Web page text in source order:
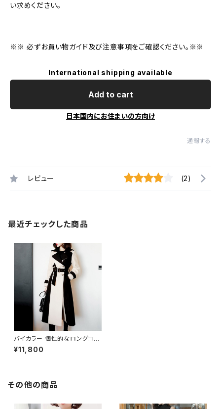
い求めください。
※※ 必ずお買い物ガイド及び注意事項をご確認ください。※※
International shipping available
Add to cart
日本国内にお住まいの方向け
通報する
レビュー (2)
最近チェックした商品
バイカラー 個性的なロングコー
ト C-JAW1002
¥11,800
その他の商品